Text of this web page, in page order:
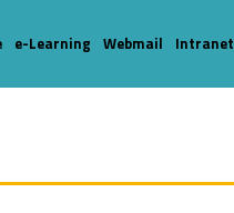
primary-7996-16
#link-menu-primary-
Link identifier #link-
e-Learning Webmail Intranet